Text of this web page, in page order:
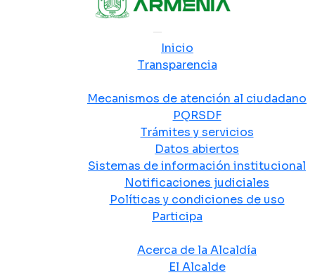
Inicio
Transparencia
Mecanismos de atención al ciudadano
PQRSDF
Trámites y servicios
Datos abiertos
Sistemas de información institucional
Notificaciones judiciales
Políticas y condiciones de uso
Participa
Acerca de la Alcaldía
El Alcalde